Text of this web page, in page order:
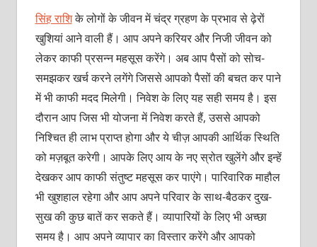
सिंह राशिके लोगों के जीवन में चंद्र ग्रहण के प्रभाव से ढ़ेरों
खुशियां आने वाली हैं। आप अपने करियर और निजी जीवन को
लेकर काफी प्रसन्‍न महसूस करेंगे। अब आप पैसों को सोच-
समझकर खर्च करने लगेंगे जिससे आपको पैसों की बचत कर पाने
में भी काफी मदद मिलेगी। निवेश के लिए यह सही समय है। इस
दौरान आप जिस भी योजना में निवेश करते हैं, उससे आपको
निश्चित ही लाभ प्राप्‍त होगा और ये चीज़ आपकी आर्थिक स्थिति
को मज़बूत करेगी। आपके लिए आय के नए स्रोत खुलेंगे और इन्‍हें
देखकर आप काफी संतु‍ष्‍ट महसूस कर पाएंगे। पारिवारिक माहौल
भी खुशहाल रहेगा और आप अपने परिवार के साथ-बैठकर दुख-
सुख की कुछ बातें कर सकते हैं। व्‍यापारियों के लिए भी अच्‍छा
समय है। आप अपने व्‍यापार का विस्‍तार करेंगे और आपको